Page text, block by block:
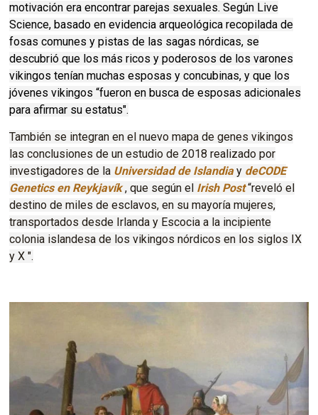
motivación era encontrar parejas sexuales. Según Live
Science, basado en evidencia arqueológica recopilada de
fosas comunes y pistas de las sagas nórdicas, se
descubrió que los más ricos y poderosos de los varones
vikingos tenían muchas esposas y concubinas, y que los
jóvenes vikingos “fueron en busca de esposas adicionales
para afirmar su estatus".
También se integran en el nuevo mapa de genes vikingos
las conclusiones de un estudio de 2018 realizado por
investigadores de la Universidad de Islandiay deCODE
Genetics en Reykjavík, que según el Irish Post“reveló el
destino de miles de esclavos, en su mayoría mujeres,
transportados desde Irlanda y Escocia a la incipiente
colonia islandesa de los vikingos nórdicos en los siglos IX
y X ".